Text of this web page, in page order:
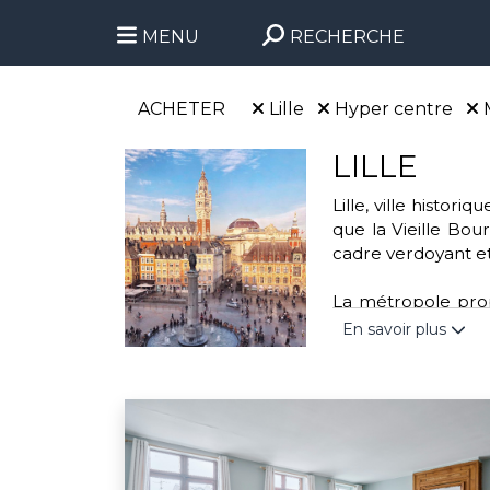
MENU RECHERCHE
ACHETER Lille Hyper centre
LILLE
Lille, ville
que la Vieille
cadre verdoyant
La métropole
parc de la
valoriser les
En savoir plus